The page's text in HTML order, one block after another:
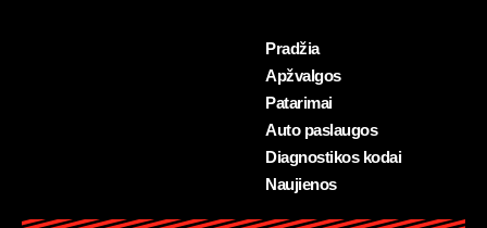
Pradžia
Apžvalgos
Patarimai
Auto paslaugos
Diagnostikos kodai
Naujienos